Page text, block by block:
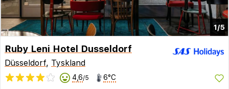
1/5
Ruby Leni Hotel Dusseldorf
Düsseldorf, Tyskland
4,6/5 6°C